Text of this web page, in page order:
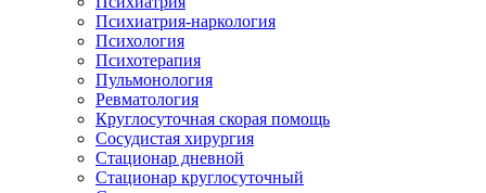
Психиатрия-наркология
Психология
Психотерапия
Пульмонология
Ревматология
Круглосуточная скорая помощь
Сосудистая хирургия
Стационар дневной
Стационар круглосуточный